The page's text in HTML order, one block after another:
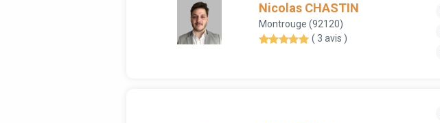
Nicolas CHASTIN
Montrouge (92120)
( 3 avis )